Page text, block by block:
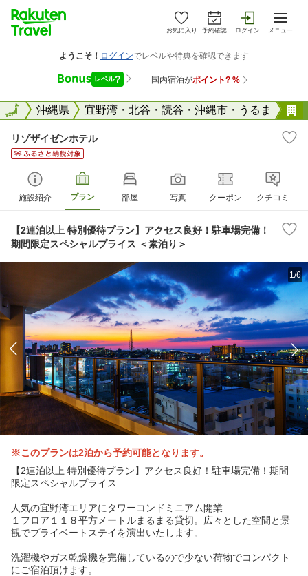
お気に入り 予約確認 ログイン メニュー
全国沖縄県 宜野湾・北谷・読谷・沖縄市・うるま
全国
リゾザイゼンホテル
施設紹介 プラン 部屋 写真 クーポン クチコミ
【2連泊以上 特別優待プラン】アクセス良好！駐車場完備！
期間限定スペシャルプライス ＜素泊り＞
1/6
※このプランは2泊から予約可能となります。
【2連泊以上 特別優待プラン】アクセス良好！駐車場完備！期間
限定スペシャルプライス
人気の宜野湾エリアにタワーコンドミニアム開業
１フロア１１８平方メートルまるまる貸切。広々とした空間と景
観でプライベートステイを演出いたします。
洗濯機やガス乾燥機を完備しているので少ない荷物でコンパクト
にご宿泊頂けます。